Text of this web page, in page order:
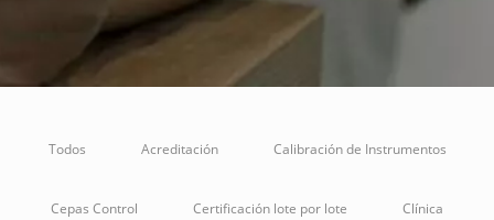
Todos Acreditación Calibración de Instrumentos
Cepas Control Certificación lote por lote Clínica